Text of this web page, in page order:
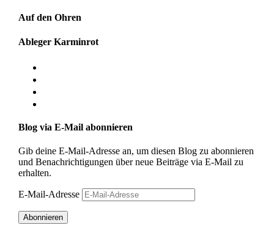
Auf den Ohren
Ableger Karminrot
Blog via E-Mail abonnieren
Gib deine E-Mail-Adresse an, um diesen Blog zu abonnieren
und Benachrichtigungen über neue Beiträge via E-Mail zu
erhalten.
E-Mail-Adresse
Abonnieren